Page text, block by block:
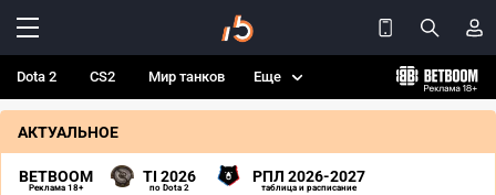
Dota 2 CS2 Мир танков Еще
АКТУАЛЬНОЕ
BETBOOM
Реклама 18+
TI 2026
по Dota 2
РПЛ 2026-2027
таблица и расписание